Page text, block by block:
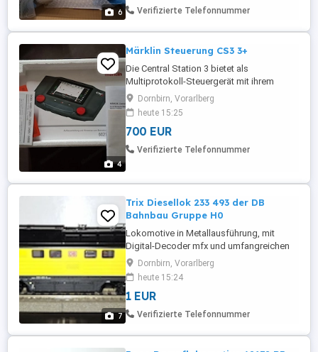
6
aussehen sollen, mit dazugehöriger
möglich ...
Verifizierte Telefonnummer
4
Märklin Steuerung CS3 3+
Die Central Station 3 bietet als
Multiprotokoll-Steuergerät mit ihrem
hochauflösendem, modernen Farb-
Touchscreen, den zwei Fahrreglern sowie
dem integrierten zentralen
Gleisbildstellpult die Möglichkeit zum
einfachen und komfortablen Steuern der
Dornbirn, Vorarlberg
heute 15:25
700 EUR
Verifizierte Telefonnummer
7
Trix Diesellok 233 493 der DB
Bahnbau Gruppe H0
Lokomotive in Metallausführung, mit
Digital-Decoder mfx und umfangreichen
Geräuschfunktionen. Nachempfundener
Abgasausstoß in 3 Stufen: minimal -
Fahrbetrieb - maximal (automatisch
gesteuert durch den Decoder). Dies wird
mit dem versteckt verbauten Piezo-
destilliertem ...
Dornbirn, Vorarlberg
heute 15:24
1 EUR
Verifizierte Telefonnummer